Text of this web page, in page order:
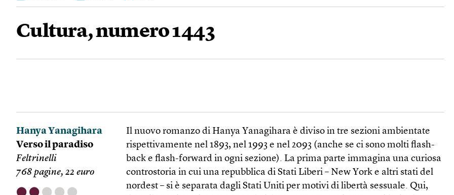
Cultura, numero 1443
Hanya Yanagihara
Verso il paradiso
Feltrinelli
768 pagine, 22 euro
⬤ ⬤ ⬤ ⬤ ⬤
Il nuovo romanzo di Hanya Yanagihara è diviso in tre sezioni ambientate
rispettivamente nel 1893, nel 1993 e nel 2093 (anche se ci sono molti flash-
back e flash-forward in ogni sezione). La prima parte immagina una curiosa
controstoria in cui una repubblica di Stati Liberi – New York e altri stati del
nordest – si è separata dagli Stati Uniti per motivi di libertà sessuale. Qui,